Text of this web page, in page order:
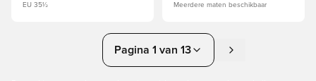
EU 35½ Meerdere maten beschikbaar
Pagina 1 van 13